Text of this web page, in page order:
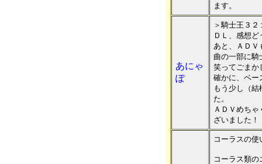
ます。
あにゃ
ぽ
＞騎士王３２
ＤＬ、感想ど
あと、ＡＤＶ
曲の一部に騎
笑ってごまか
確かに、ベー
もう少し（
た。
ＡＤＶめち
ざいました！
コーラスの
コーラス類